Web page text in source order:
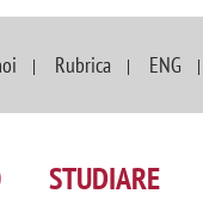
Salta al contenuto principale
Rubrica ENG
STUDIARE